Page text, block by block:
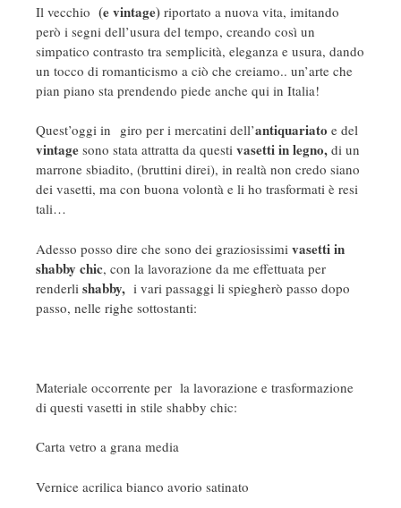
Il vecchio (e vintage) riportato a nuova vita, imitando
però i segni dell’usura del tempo, creando così un
simpatico contrasto tra semplicità, eleganza e usura, dando
un tocco di romanticismo a ciò che creiamo.. un’arte che
pian piano sta prendendo piede anche qui in Italia!
Quest’oggi in giro per i mercatini dell’antiquariato e del
vintage sono stata attratta da questi vasetti in legno, di un
marrone sbiadito, (bruttini direi), in realtà non credo siano
dei vasetti, ma con buona volontà e li ho trasformati è resi
tali…
Adesso posso dire che sono dei graziosissimi vasetti in
shabby chic, con la lavorazione da me effettuata per
renderli shabby, i vari passaggi li spiegherò passo dopo
passo, nelle righe sottostanti:
Materiale occorrente per la lavorazione e trasformazione
di questi vasetti in stile shabby chic:
Carta vetro a grana media
Vernice acrilica bianco avorio satinato